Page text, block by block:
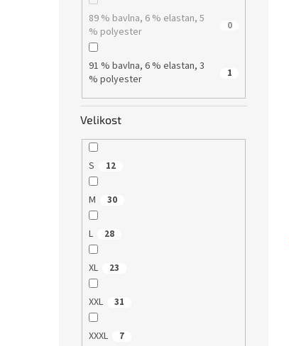
89 % bavlna, 6 % elastan, 5
% polyester
0
91 % bavlna, 6 % elastan, 3
% polyester
1
Velikost
S 12
M 30
L 28
XL 23
XXL 31
XXXL 7